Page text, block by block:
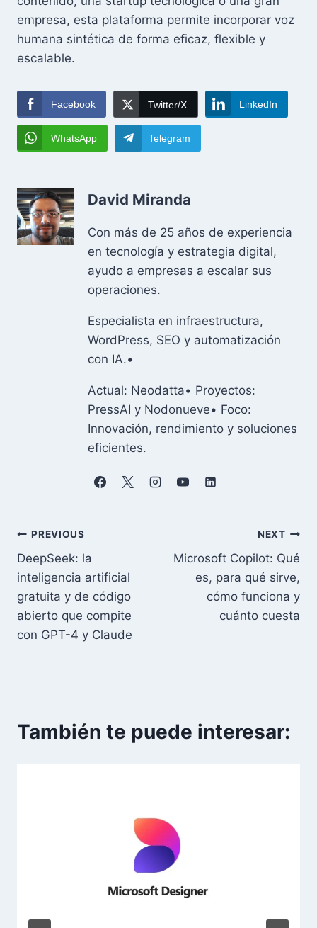
empresa, esta plataforma permite incorporar voz
humana sintética de forma eficaz, flexible y
escalable.
Facebook Twitter/X LinkedIn
WhatsApp Telegram
David Miranda
Con más de 25 años de experiencia
en tecnología y estrategia digital,
ayudo a empresas a escalar sus
operaciones.
Especialista en infraestructura,
WordPress, SEO y automatización
con IA.•
Actual: Neodatta• Proyectos:
PressAI y Nodonueve• Foco:
Innovación, rendimiento y soluciones
eficientes.
Navegación
de
entradas
PREVIOUS
DeepSeek: la
inteligencia artificial
gratuita y de código
abierto que compite
con GPT-4 y Claude
NEXT
Microsoft Copilot: Qué
es, para qué sirve,
cómo funciona y
cuánto cuesta
También te puede interesar: